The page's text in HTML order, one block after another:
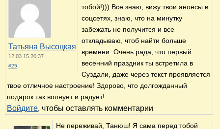
Татьяна Высоцкая
12.03.15 20:37
#25
тобой!))) Все знаю, вижу твои анонсы в
соцсетях, знаю, что на минутку
забежать не получится и все
откладываю, чтоб найти больше
времени. Очень рада, что первый
весенний праздник ты встретила в
Суздали, даже через текст проявляется
твое отличное настроение! Здорово, что долгожданный
подарок так волнует и радует!
Войдите, чтобы оставлять комментарии
Не переживай, Танюш! Я сама перед тобой